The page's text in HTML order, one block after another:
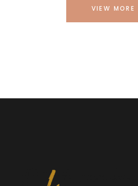
VIEW MORE